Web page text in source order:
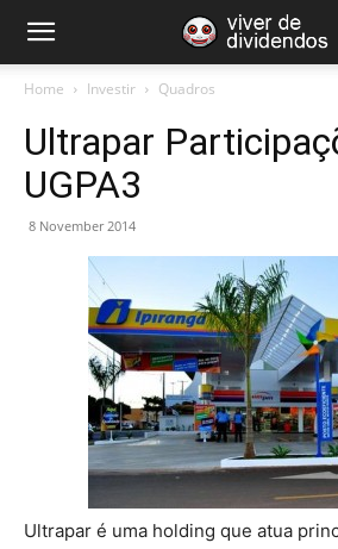
Home Investir Quadros
Ultrapar
UGPA3
8 November 2014
Ultrapar é uma holding que atua